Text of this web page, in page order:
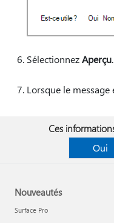
SélectionnezAperçu.
Lorsque le
Ces
Oui
Nouveautés
Surface Pro